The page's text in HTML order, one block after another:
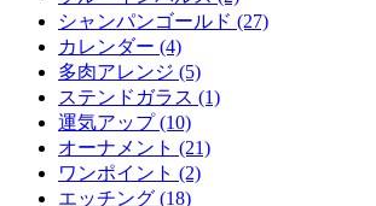
シャンパンゴールド (27)
カレンダー (4)
多肉アレンジ (5)
ステンドガラス (1)
運気アップ (10)
オーナメント (21)
ワンポイント (2)
エッチング (18)